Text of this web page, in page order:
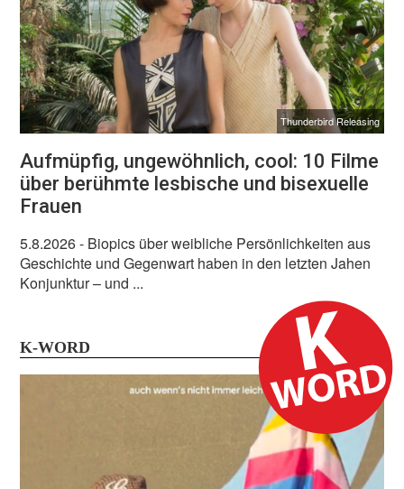
Thunderbird Releasing
Aufmüpfig, ungewöhnlich, cool: 10 Filme
über berühmte lesbische und bisexuelle
Frauen
5.8.2026- Biopics über weibliche Persönlichkeiten aus
Geschichte und Gegenwart haben in den letzten Jahen
Konjunktur – und ...
K-WORD